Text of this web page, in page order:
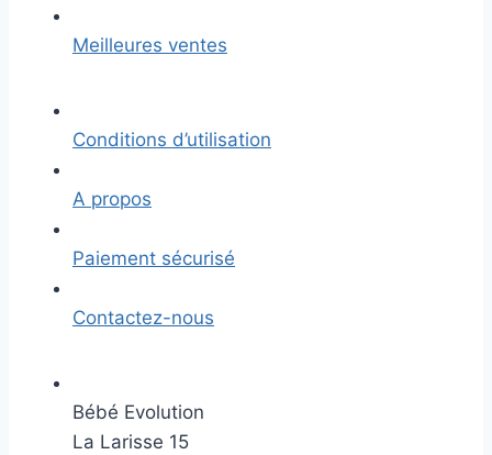
Meilleures ventes
Conditions d’utilisation
A propos
Paiement sécurisé
Contactez-nous
Bébé Evolution
La Larisse 15